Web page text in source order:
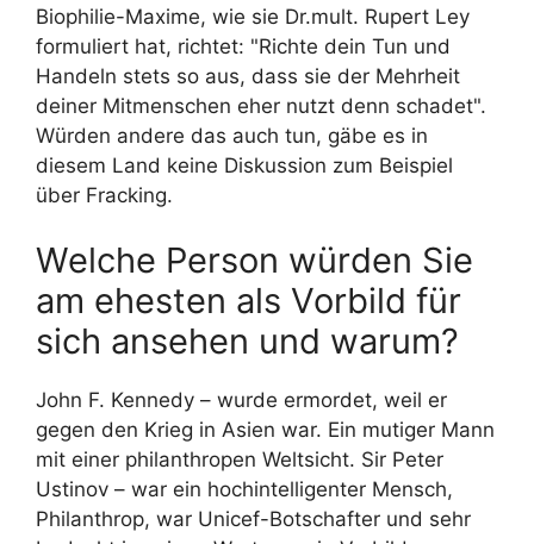
Biophilie-Maxime, wie sie Dr.mult. Rupert Ley
formuliert hat, richtet: "Richte dein Tun und
Handeln stets so aus, dass sie der Mehrheit
deiner Mitmenschen eher nutzt denn schadet".
Würden andere das auch tun, gäbe es in
diesem Land keine Diskussion zum Beispiel
über Fracking.
Welche Person würden Sie
am ehesten als Vorbild für
sich ansehen und warum?
John F. Kennedy – wurde ermordet, weil er
gegen den Krieg in Asien war. Ein mutiger Mann
mit einer philanthropen Weltsicht. Sir Peter
Ustinov – war ein hochintelligenter Mensch,
Philanthrop, war Unicef-Botschafter und sehr